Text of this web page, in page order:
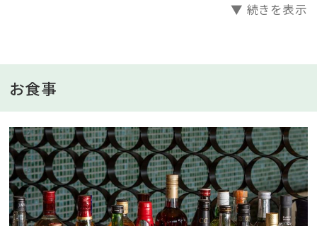
さとリラックスを追求し、さまざまな施設とサービスを
提供しております。どうぞ特別なひとときをお過ごしくだ
■自家源泉の『ゆうとう温泉』
地下500メートルから湧出する自家源泉の露天温泉風
呂。
地元の雄踏町から名付けられた『ゆうとう温泉』では、
▼ 続きを表示
お食事